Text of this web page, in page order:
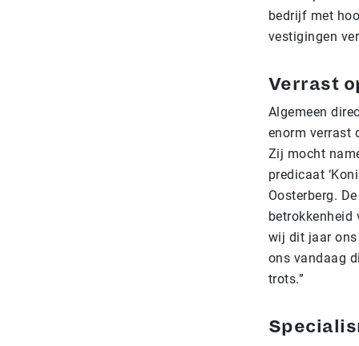
bedrijf met
vestigingen
Verrast
Algemeen
enorm verrast
Zij mocht
predicaat
Oosterberg.
betrokkenheid
wij dit jaar ons
ons vandaag
trots.”